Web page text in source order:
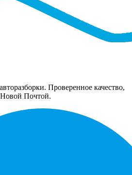
Проверенное качество,
Новой Почтой.